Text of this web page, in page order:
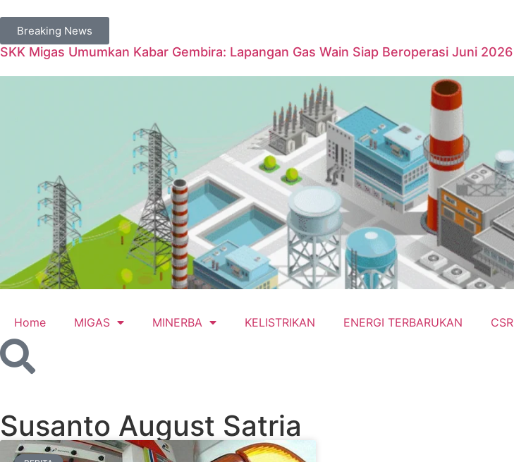
Breaking News
SKK Migas Umumkan Kabar Gembira: Lapangan Gas Wain Siap Beroperasi Juni 2026
Home MIGAS MINERBA KELISTRIKAN ENERGI TERBARUKAN CSR
Susanto August Satria